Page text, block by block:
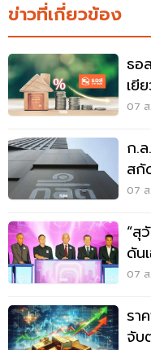
ข่าวที่เกี่ยวข้อง
ธอ
เยี
จ.
07 ส
ก.
สกั
07
“สุ
ดัน
วิก
07 ส
รา
จับ